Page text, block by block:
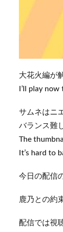
大花火編が
I’ll play
サムネはニ
バランス難
The
It’s hard to
今日の配信
鹿乃との約
配信では視